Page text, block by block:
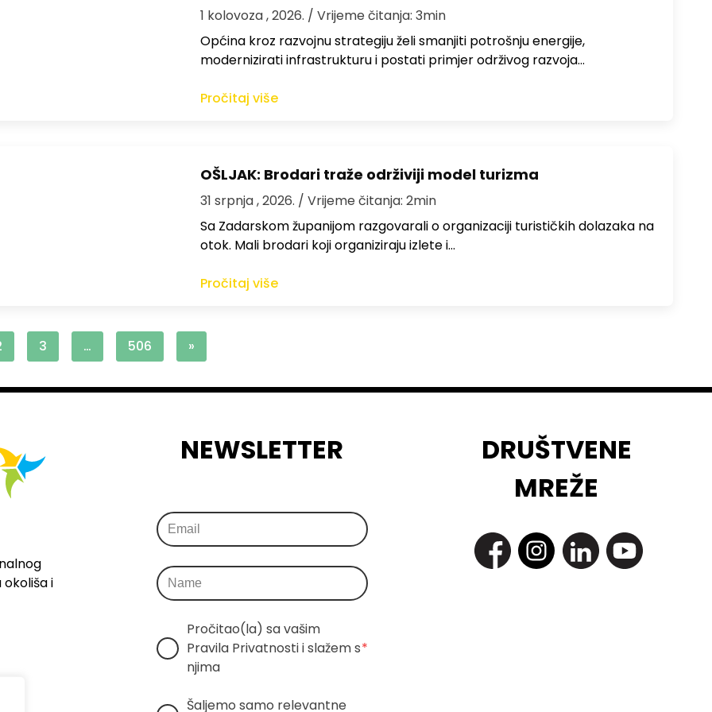
1 kolovoza , 2026. / Vrijeme čitanja: 3min
Općina kroz razvojnu strategiju želi smanjiti potrošnju energije,
modernizirati infrastrukturu i postati primjer održivog razvoja…
Pročitaj više
OŠLJAK: Brodari traže održiviji model turizma
31 srpnja , 2026. / Vrijeme čitanja: 2min
Sa Zadarskom županijom razgovarali o organizaciji turističkih dolazaka na
otok. Mali brodari koji organiziraju izlete i…
Pročitaj više
3 … 506 »
i
NEWSLETTER
Pročitao(la) sa vašim
Pravila Privatnosti i slažem s
njima
*
Šaljemo samo relevantne
DRUŠTVENE
MREŽE